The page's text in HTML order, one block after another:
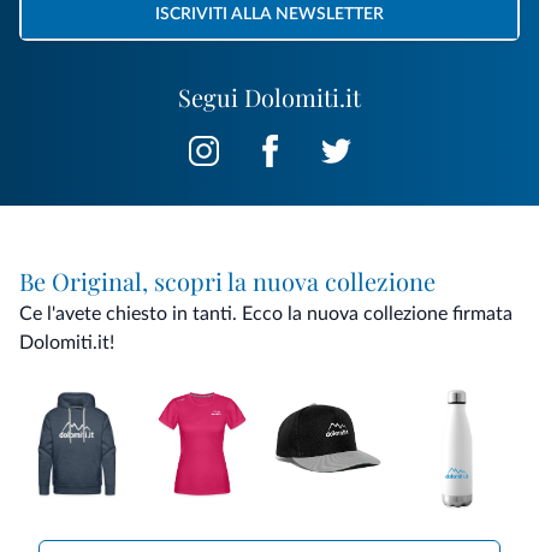
Segui Dolomiti.it
ISCRIVITI ALLA NEWSLETTER
Be Original, scopri la nuova collezione
Ce l'avete chiesto in tanti. Ecco la nuova collezione firmata
Dolomiti.it!